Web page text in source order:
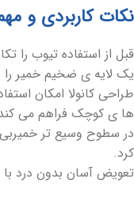
نکات کاربردی و
قبل از استفاده تیوب را
یک لایه ی ضخیم خمیر
طراحی کانولا امکان
ها ی کوچک فراهم می
در سطوح وسیع تر
کرد.
تعویض آسان بدون درد